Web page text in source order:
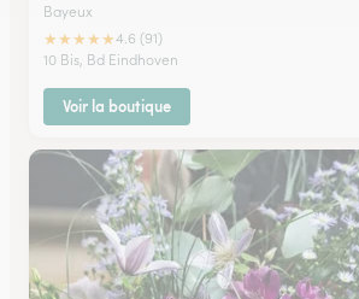
Bayeux
★★★★★4.6 (91)
10 Bis, Bd Eindhoven
Voir la boutique